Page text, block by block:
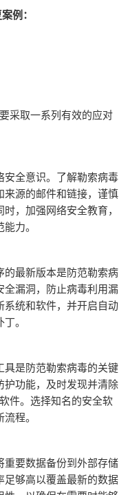
例：
采取一系列有效的应对
安全意识。了解勒索病毒
来源的邮件和链接，谨慎
，加强网络安全教育，
力。
的最新版本是防范勒索病
全漏洞，防止病毒利用漏
系统和软件，并开启自动
。
具是防范勒索病毒的关键
护功能，及时发现并清除
件。选择知名的安全软
程。
重要数据备份到外部存储
足够高以覆盖最新的数据